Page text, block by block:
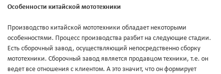
Особенности китайской мототехники
Производство китайской мототехники обладает некоторыми
особенностями. Процесс производства разбит на следующие стадии.
Есть сборочный завод, осуществляющий непосредственно сборку
мототехники. Сборочный завод является продавцом техники, т.е. он
ведет все отношения с клиентом. А это значит, что он формирует